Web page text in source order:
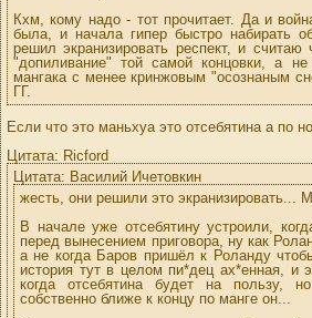
Кхм, кому надо - тот прочитает. Да и
была, и начала гипер быстро набирать
решил экранизировать респект, и
"допиливание" той самой концовки, а
мангака с менее кринжовым "осознаным
ГГ.
Если что это маньхуа это отсебятина а по
Цитата: Ricford
Цитата: Василий Ичетовкин
жесть, они решили это экранизировать...
В начале уже отсебятину устроили,
перед вынесением приговора, ну как
а не когда Баров пришёл к Роланду
история тут в целом пи*дец ах*енная, и
когда отсебятина будет на пользу,
собственно ближе к концу по манге он...